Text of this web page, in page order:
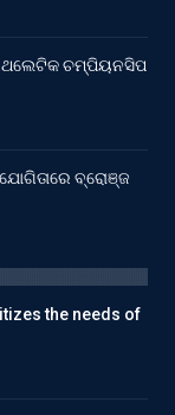
ଚମ୍ପିୟନସିପ
ବ୍ରୋଞ୍ଜ
the needs of